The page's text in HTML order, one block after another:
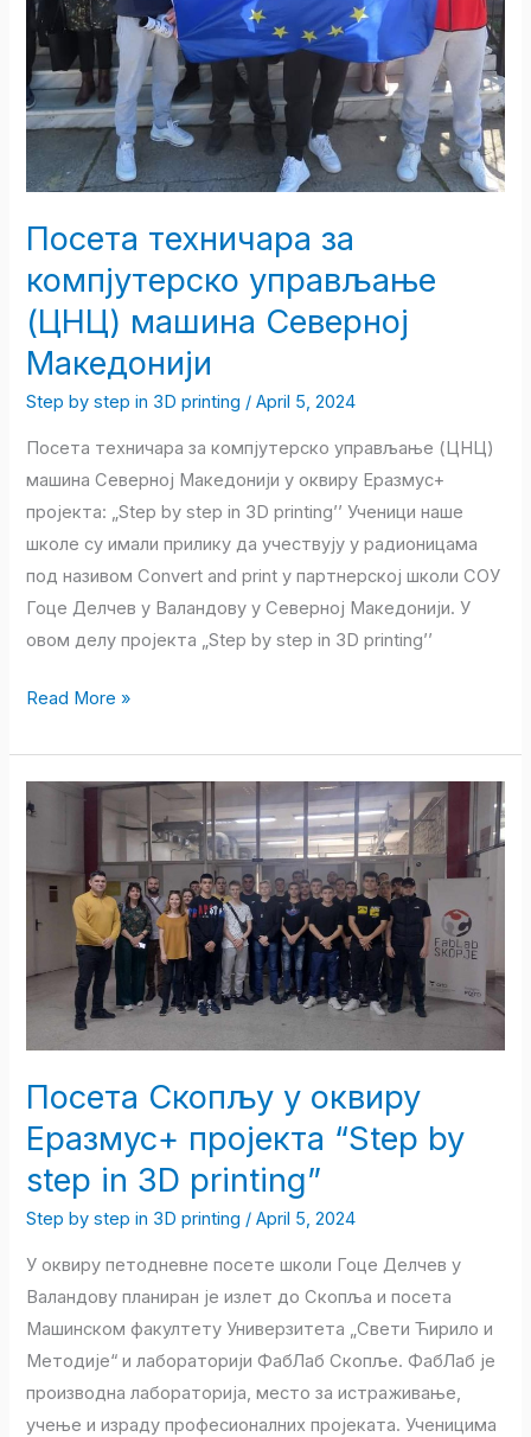
Посета техничара за
компјутерско управљање
(ЦНЦ) машина Северној
Македонији
Step by step in 3D printing /April 5, 2024
Посета техничара за компјутерско управљање (ЦНЦ)
машина Северној Македонији у оквиру Еразмус+
пројекта: „Step by step in 3D printing’’ Ученици наше
школе су имали прилику да учествују у радионицама
под називом Convert and print у партнерској школи СОУ
Гоце Делчев у Валандову у Северној Македонији. У
овом делу пројекта „Step by step in 3D printing’’
Read More »
Посета Скопљу у оквиру
Еразмус+ пројекта “Step by
step in 3D printing”
Step by step in 3D printing /April 5, 2024
У оквиру петодневне посете школи Гоце Делчев у
Валандову планиран је излет до Скопља и посета
Машинском факултету Универзитета „Свети Ћирило и
Методије“ и лабораторији ФабЛаб Скопље. ФабЛаб је
производна лабораторија, место за истраживање,
учење и израду професионалних пројеката. Ученицима
Посета
оквиру
Еразмус+
пројекта
“Step
step
in
3D
printing”